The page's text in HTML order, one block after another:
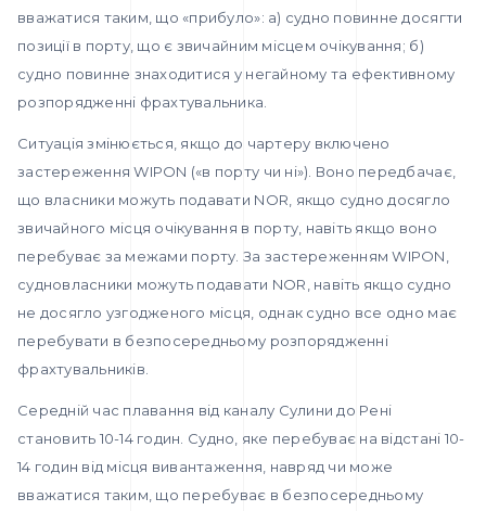
вважатися таким, що «прибуло»: а) судно повинне досягти
позиції в порту, що є звичайним місцем очікування; б)
судно повинне знаходитися у негайному та ефективному
розпорядженні фрахтувальника.
Ситуація змінюється, якщо до чартеру включено
застереження WIPON («в порту чи ні»). Воно передбачає,
що власники можуть подавати NOR, якщо судно досягло
звичайного місця очікування в порту, навіть якщо воно
перебуває за межами порту. За застереженням WIPON,
судновласники можуть подавати NOR, навіть якщо судно
не досягло узгодженого місця, однак судно все одно має
перебувати в безпосередньому розпорядженні
фрахтувальників.
Середній час плавання від каналу Сулини до Рені
становить 10-14 годин. Судно, яке перебуває на відстані 10-
14 годин від місця вивантаження, навряд чи може
вважатися таким, що перебуває в безпосередньому